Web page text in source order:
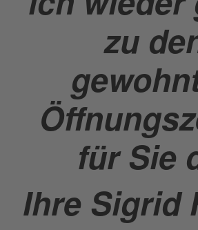
zu
für Sie
Ihre Sigrid